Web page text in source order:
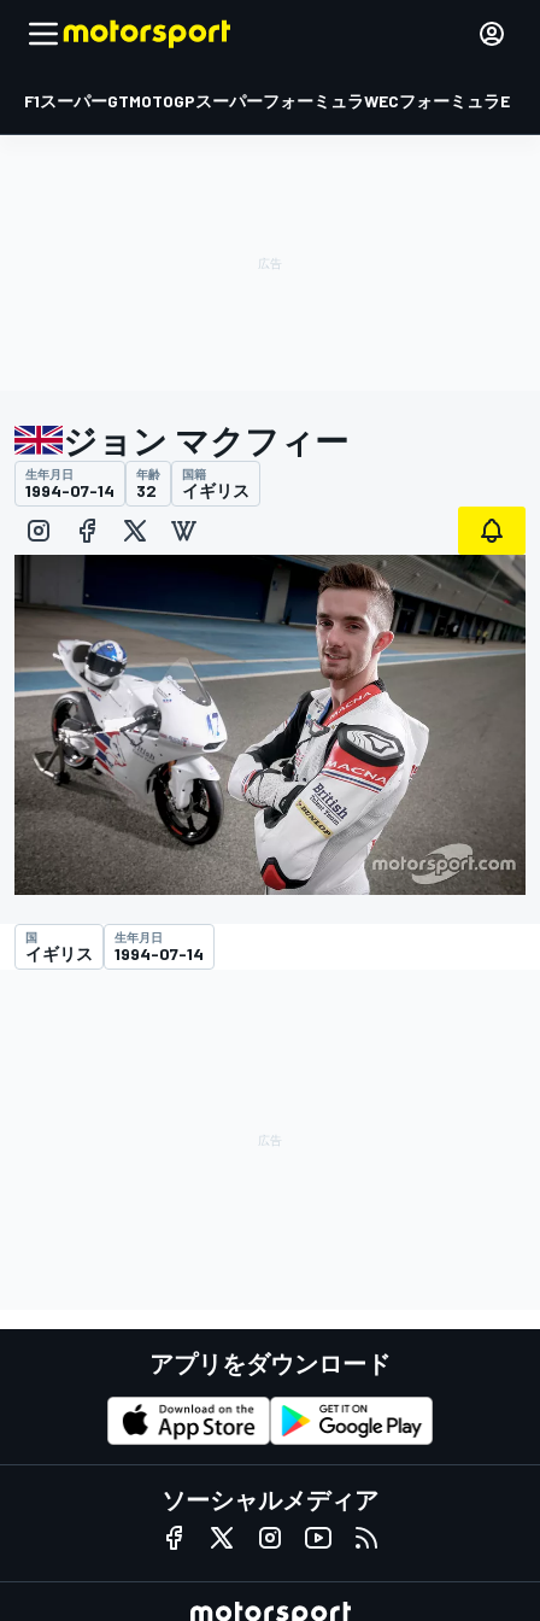
F1スーパーGTMOTOGPスーパーフォーミュラWECフォーミュラE
ジョン マクフィー
生年月日
1994-07-14
年齢
32
国籍
イギリス
国
イギリス
生年月日
1994-07-14
アプリをダウンロード
ソーシャルメディア